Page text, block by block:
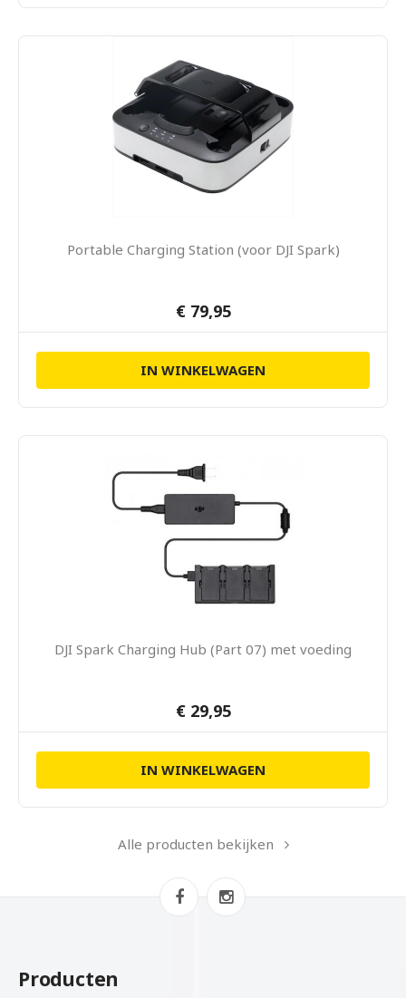
Portable Charging Station (voor DJI Spark)
€ 79,95
IN WINKELWAGEN
DJI Spark Charging Hub (Part 07) met voeding
€ 29,95
IN WINKELWAGEN
Alle producten bekijken
Producten